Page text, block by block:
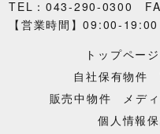
TEL：043-290-0300
【営業時間】09:00-19:00
トップページ
自社保有物件
販売中物件
メデ
個人情報